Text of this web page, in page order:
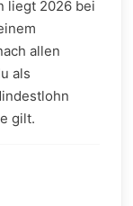
liegt 2026 bei
allen
als
gilt.